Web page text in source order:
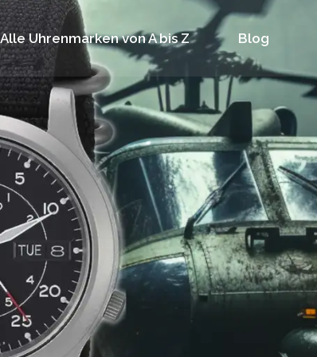
Alle Uhrenmarken von A bis Z Blog